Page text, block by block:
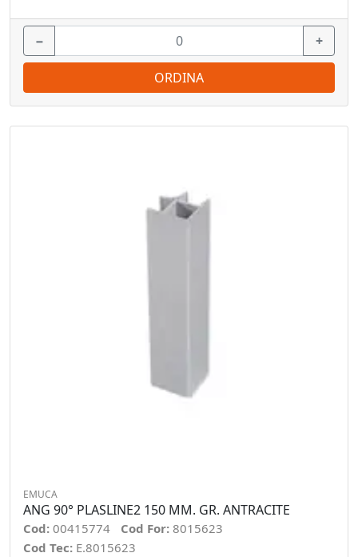
− +
ORDINA
EMUCA
ANG 90° PLASLINE2 150 MM. GR. ANTRACITE
Cod: 00415774 Cod For: 8015623
Cod Tec: E.8015623